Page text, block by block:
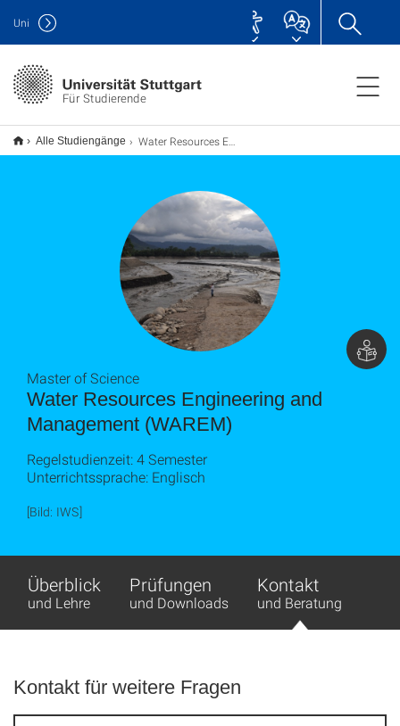
Für Studierende
Uni
Alle Studiengänge Water Resources Engineering and Management (WAREM) M.Sc.
Water Resources Engineering and
Management (WAREM)
Master of Science
Regelstudienzeit: 4 Semester
Unterrichtssprache: Englisch
[Bild: IWS]
Überblick
und Lehre
Prüfungen
und Downloads
Kontakt
und Beratung
Kontakt für weitere Fragen